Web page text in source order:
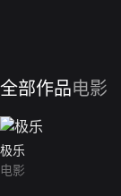
全部作品电影
极乐
电影